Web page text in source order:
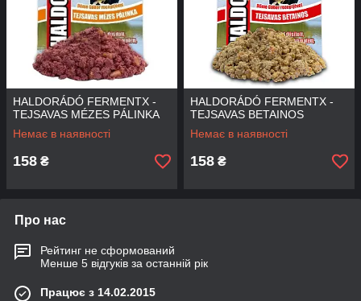
HALDORÁDÓ FERMENTX -
TEJSAVAS MÉZES PÁLINKA
Немає в наявності
158 ₴
HALDORÁDÓ FERMENTX -
TEJSAVAS BETAINOS
Немає в наявності
158 ₴
Про нас
Рейтинг не сформований
Менше 5 відгуків за останній рік
Працює з 14.02.2015